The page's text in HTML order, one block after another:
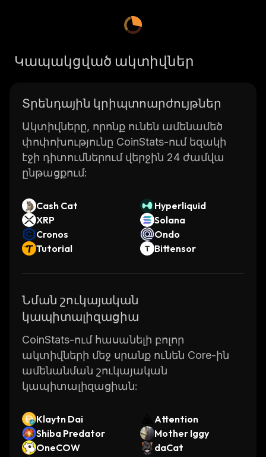
Կապակցված ակտիվներ
Տրենդային կրիպտոարժույթներ
Ակտիվները, որոնք ունեն ամենամեծ
փոփոխությունը CoinStats-ում եզակի
էջի դիտումներում վերջին 24 ժամվա
ընթացքում:
Cash Cat
Hyperliquid
XRP
Solana
Cronos
Ondo
Tutorial
Bittensor
Նման շուկայական
կապիտալիզացիա
CoinStats-ում հասանելի բոլոր
ակտիվների մեջ սրանք ունեն Core-ին
ամենանման շուկայական
կապիտալիզացիան:
Klaytn Dai
Attention
Shiba Predator
Mother Iggy
OneCOW
daCat